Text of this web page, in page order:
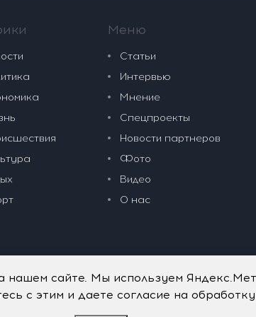
Меню
Статьи
Интервью
Мнение
Спецпроекты
Новости партнеров
Фото
Видео
О нас
сайте. Мы используем
с этим и даете согласие на